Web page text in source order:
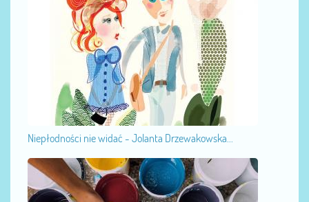
Niepłodności nie widać - Jolanta Drzewakowska...